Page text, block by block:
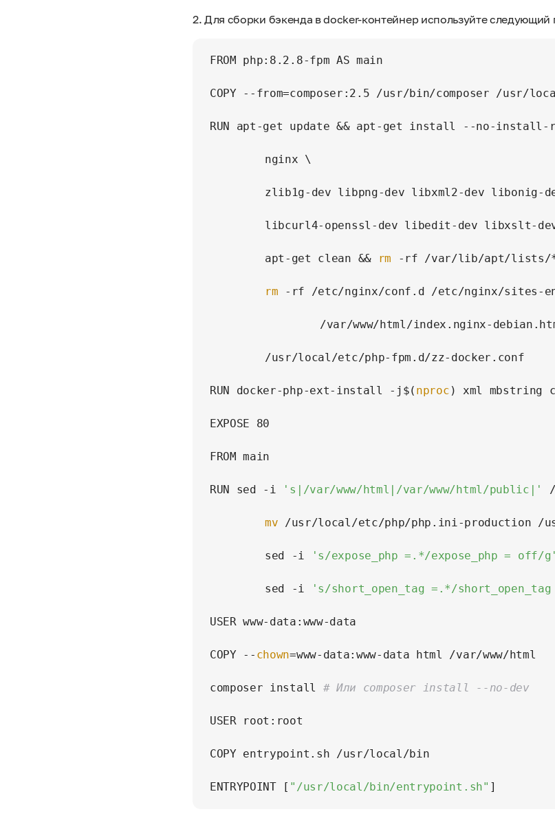
2. Для сборки бэкенда в docker-контейнер используйте
FROM php:8.2.8-fpm AS main
COPY --from=composer:2.5 /usr/bin/composer /usr/
RUN apt-get update && apt-get install --no-install-
apt-get clean && rm -rf /var/lib/apt/lists/*
rm -rf /etc/nginx/conf.d /etc/nginx/sites-
RUN docker-php-ext-install -j$( nproc ) xml mbstring
EXPOSE 80
FROM main
RUN sed -i 's|/var/www/html|/var/www/html/public|'
mv /usr/local/etc/php/php.ini-production /
sed -i 's/expose_php =.*/expose_php = off/g'
sed -i 's/short_open_tag =.*/
USER www-data:www-data
COPY -- chown=www-data:www-data html /var/www/html
composer install # Или composer install --no-dev
USER root:root
COPY entrypoint.sh /usr/local/bin
ENTRYPOINT [ "/usr/local/bin/entrypoint.sh" ]